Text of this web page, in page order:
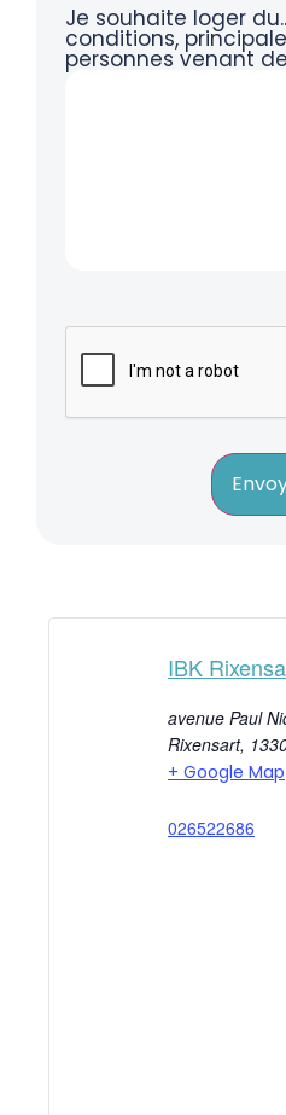
Je souhaite loger
conditions,
personnes venant
IBK
avenue Paul
Rixensart,
+ Google Map
026522686